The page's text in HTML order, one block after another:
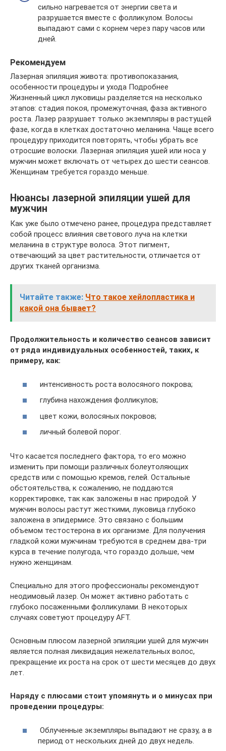
сильно нагревается от энергии света и
разрушается вместе с фолликулом. Волосы
выпадают сами с корнем через пару часов или
дней.
Рекомендуем
Лазерная эпиляция живота: противопоказания,
особенности процедуры и ухода Подробнее
Жизненный цикл луковицы разделяется на несколько
этапов: стадия покоя, промежуточная, фаза активного
роста. Лазер разрушает только экземпляры в растущей
фазе, когда в клетках достаточно меланина. Чаще всего
процедуру приходится повторять, чтобы убрать все
отросшие волоски. Лазерная эпиляция ушей или носа у
мужчин может включать от четырех до шести сеансов.
Женщинам требуется гораздо меньше.
Нюансы лазерной эпиляции ушей для
мужчин
Как уже было отмечено ранее, процедура представляет
собой процесс влияния светового луча на клетки
меланина в структуре волоса. Этот пигмент,
отвечающий за цвет растительности, отличается от
других тканей организма.
Читайте также: Что такое хейлопластика и
какой она бывает?
Продолжительность и количество сеансов зависит
от ряда индивидуальных особенностей, таких, к
примеру, как:
интенсивность роста волосяного покрова;
глубина нахождения фолликулов;
цвет кожи, волосяных покровов;
личный болевой порог.
Что касается последнего фактора, то его можно
изменить при помощи различных болеутоляющих
средств или с помощью кремов, гелей. Остальные
обстоятельства, к сожалению, не поддаются
корректировке, так как заложены в нас природой. У
мужчин волосы растут жесткими, луковица глубоко
заложена в эпидермисе. Это связано с большим
объемом тестостерона в их организме. Для получения
гладкой кожи мужчинам требуются в среднем два-три
курса в течение полугода, что гораздо дольше, чем
нужно женщинам.
Специально для этого профессионалы рекомендуют
неодимовый лазер. Он может активно работать с
глубоко посаженными фолликулами. В некоторых
случаях советуют процедуру AFT.
Основным плюсом лазерной эпиляции ушей для мужчин
является полная ликвидация нежелательных волос,
прекращение их роста на срок от шести месяцев до двух
лет.
Наряду с плюсами стоит упомянуть и о минусах при
проведении процедуры:
Облученные экземпляры выпадают не сразу, а в
период от нескольких дней до двух недель.